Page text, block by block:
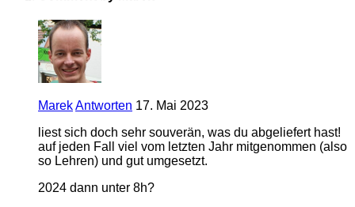
MarekAntworten 17. Mai 2023
liest sich doch sehr souverän, was du abgeliefert hast!
auf jeden Fall viel vom letzten Jahr mitgenommen (also
so Lehren) und gut umgesetzt.
2024 dann unter 8h?